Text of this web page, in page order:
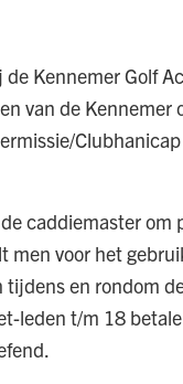
Kennemer Golf
van de Kennemer
caddiemaster om
men voor het
en rondom
leden t/m 18